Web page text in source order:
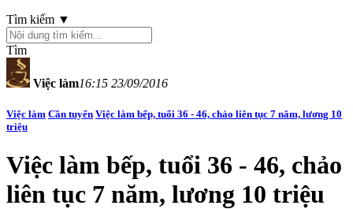
Tìm kiếm ▼
Tìm
Việc làm16:15 23/09/2016
Việc làm Cần tuyển Việc làm bếp, tuổi 36 - 46, chảo liên tục 7 năm, lương 10
triệu
Việc làm bếp, tuổi 36 - 46, chảo
liên tục 7 năm, lương 10 triệu